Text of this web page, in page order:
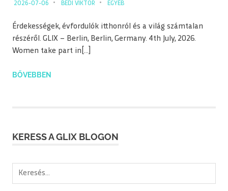
2026-07-06 BEDI VIKTOR EGYÉB
Érdekességek, évfordulók itthonról és a világ számtalan
részéről. GLIX – Berlin, Berlin, Germany. 4th July, 2026.
Women take part in[…]
BŐVEBBEN
KERESS A GLIX BLOGON
Keresés: